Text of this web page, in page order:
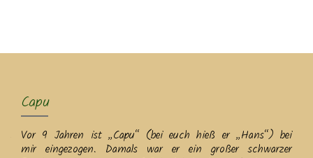
Capu
Vor 9 Jahren ist „Capu“ (bei euch hieß er „Hans“) bei
mir eingezogen. Damals war er ein großer schwarzer